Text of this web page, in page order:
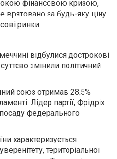
фінансовою кризою,
врятовано за будь-яку ціну.
ринки.
відбулися дострокові
змінили політичний
союз отримав 28,5%
Лідер партії, Фрідріх
федерального
характеризується
територіальної